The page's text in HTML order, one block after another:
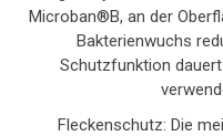
Microban®B, an der
Bakterienwuchs
Schutzfunktion
Fleckenschutz: Die